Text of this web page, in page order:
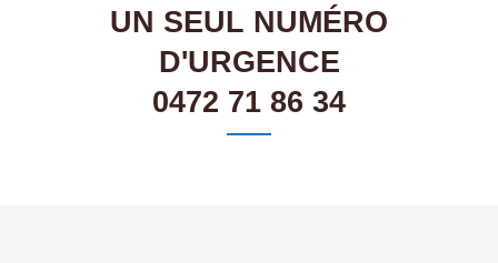
UN SEUL NUMÉRO
D'URGENCE
0472 71 86 34